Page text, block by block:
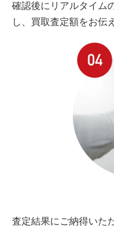
確認後にリアルタイム
し、買取査定額をお伝
査定結果にご納得いた